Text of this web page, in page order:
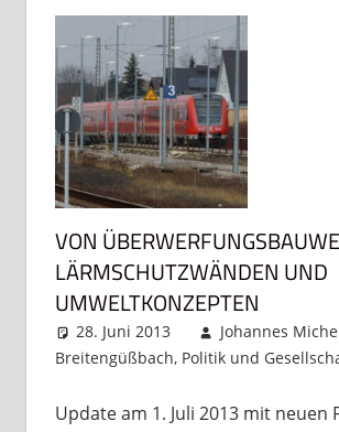
VON
LÄRMSCHUTZWÄNDEN UND
UMWELTKONZEPTEN
28. Juni 2013
Johannes
Breitengüßbach, Politik und
Update am 1. Juli 2013 mit neuen